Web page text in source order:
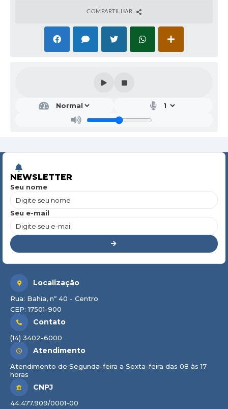
COMPARTILHAR
NEWSLETTER
Seu nome
Seu e-mail
Localização
Rua: Bahia, nº 40 - Centro
CEP: 17501-900
Contato
(14) 3402-6000
Atendimento
Atendimento de Segunda-feira a Sexta-feira das 08 às 17
horas
CNPJ
44.477.909/0001-00